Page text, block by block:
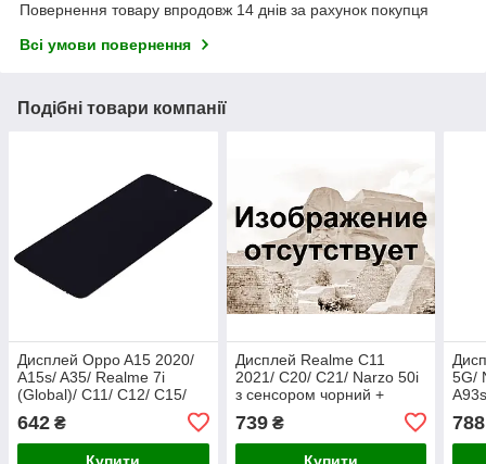
Повернення товару впродовж 14 днів за рахунок покупця
Всі умови повернення
Подібні товари компанії
Дисплей Oppo A15 2020/
A15s/ A35/ Realme 7i
(Global)/ C11/ C12/ C15/
оригінал в упаков
642 ₴
Дисплей Realme C11
2021/ C20/ C21/ Narzo 50i
з сенсором чорний +
739₴
5G/
788